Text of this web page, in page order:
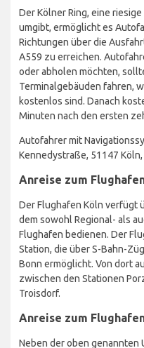
Der Kölner Ring, eine
umgibt, ermöglicht es
Richtungen über die
A559 zu erreichen.
oder abholen möchten,
Terminalgebäuden fahren,
kostenlos sind. Danach
Minuten nach den ersten
Autofahrer mit
Kennedystraße, 51147
Anreise zum
Der Flughafen Köln verfügt
dem sowohl Regional- als
Flughafen bedienen. Der
Station, die über S-Bahn-
Bonn ermöglicht. Von dort
zwischen den Stationen
Troisdorf.
Anreise zum
Neben der oben genannten